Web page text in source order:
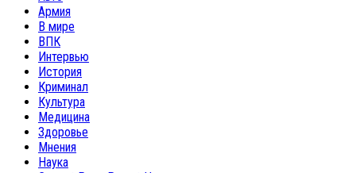
Армия
В мире
ВПК
Интервью
История
Криминал
Культура
Медицина
Здоровье
Мнения
Наука